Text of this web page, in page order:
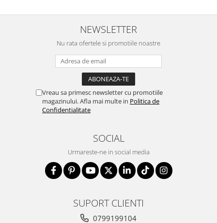
NEWSLETTER
Nu rata ofertele si promotiile noastre
Vreau sa primesc newsletter cu promotiile
magazinului. Afla mai multe in Politica de
Confidentialitate
SOCIAL
Urmareste-ne in social media
SUPORT CLIENTI
0799199104